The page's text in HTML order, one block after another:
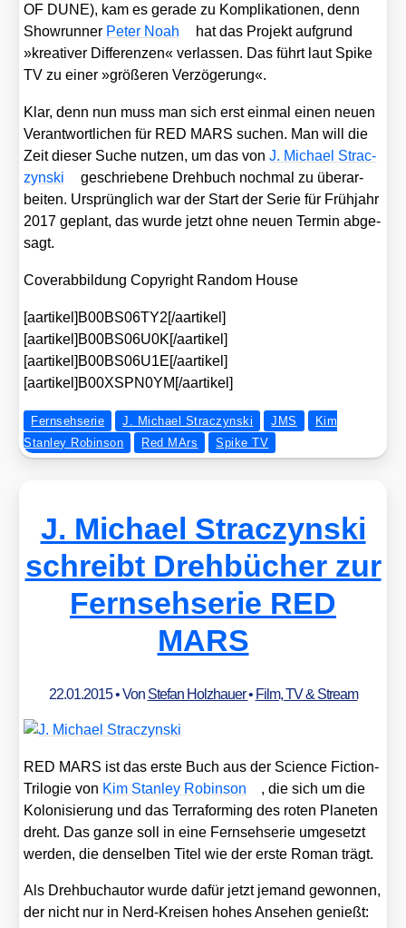
OF DUNE), kam es gera­de zu Kom­pli­ka­tio­nen, denn
Show­run­ner Peter Noah
hat das Pro­jekt auf­grund
»krea­ti­ver Dif­fe­ren­zen« ver­las­sen. Das führt laut Spike
TV zu einer »grö­ße­ren Ver­zö­ge­rung«.
Klar, denn nun muss man sich erst ein­mal einen neu­en
Ver­ant­wort­li­chen für RED MARS suchen. Man will die
Zeit die­ser Suche nut­zen, um das vonJ. Micha­el Strac­
zyn­ski
geschrie­be­ne Dreh­buch noch­mal zu über­ar­
bei­ten. Ursprüng­lich war der Start der Serie für Früh­jahr
2017 geplant, das wur­de jetzt ohne neu­en Ter­min abge­
sagt.
Cover­ab­bil­dung Copy­right Ran­dom House
[aartikel]B00BS06TY2[/aartikel]
[aartikel]B00BS06U0K[/aartikel]
[aartikel]B00BS06U1E[/aartikel]
[aartikel]B00XSPN0YM[/aartikel]
Fernsehserie J. Michael Straczynski JMS
Kim
Stanley Robinson
Red MArs Spike TV
J. Michael Straczynski
schreibt Drehbücher zur
Fernsehserie RED
MARS
22.01.2015• Von Stefan Holzhauer• Film, TV & Stream
RED MARS ist das ers­te Buch aus der Sci­ence Fic­tion-
Tri­lo­gie von Kim Stan­ley Robin­son
, die sich um die
Kolo­ni­sie­rung und das Ter­ra­forming des roten Pla­ne­ten
dreht. Das gan­ze soll in eine Fern­seh­se­rie umge­setzt
wer­den, die den­sel­ben Titel wie der ers­te Roman trägt.
Als Dreh­buch­au­tor wur­de dafür jetzt jemand gewon­nen,
der nicht nur in Nerd-Krei­sen hohes Anse­hen genießt: